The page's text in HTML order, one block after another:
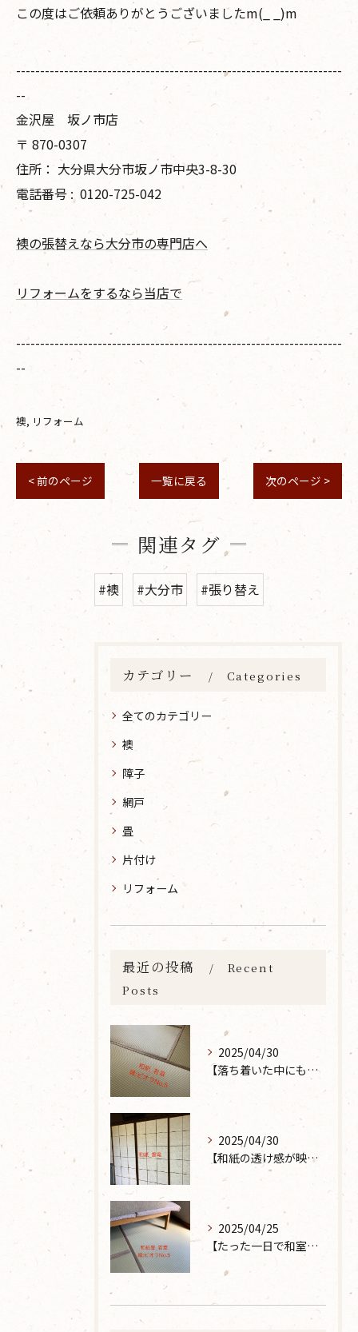
この度はご依頼ありがとうございましたm(_ _)m
--------------------------------------------------------------------
--
金沢屋 坂ノ市店
〒 870-0307
住所： 大分県大分市坂ノ市中央3-8-30
電話番号 : 0120-725-042
襖の張替えなら大分市の専門店へ
リフォームをするなら当店で
--------------------------------------------------------------------
--
襖 リフォーム
< 前のページ 一覧に戻る 次のページ >
関連タグ
#襖 #大分市 #張り替え
カテゴリー Categories
全てのカテゴリー
襖
障子
網戸
畳
片付け
リフォーム
最近の投稿
Recent
Posts
2025/04/30
【落ち着いた中にも華やかな雰囲気を】大分市で畳の表替えなら 張替本舗 金沢屋 坂ノ市店へ
2025/04/30
【和紙の透け感が映えるとても素敵な空間に】大分市で障子の張り替えなら 張替本舗 金沢屋 坂ノ市店へ
2025/04/25
【たった一日で和室が生まれ変わった話】畳の表替えなら 張替本舗 金沢屋 坂ノ市店へ